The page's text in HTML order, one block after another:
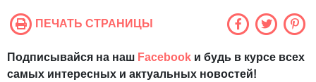
ПЕЧАТЬ СТРАНИЦЫ
Подписывайся на наш Facebook и будь в курсе всех
самых интересных и актуальных новостей!